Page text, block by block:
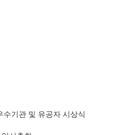
기관 및 유공자 시상식